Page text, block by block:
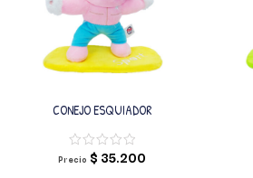
CONEJO ESQUIADOR
Precio $ 35.200